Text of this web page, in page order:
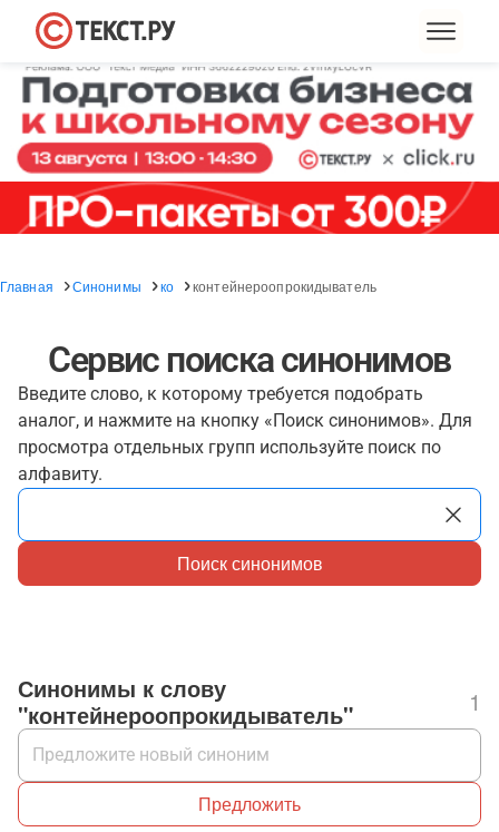
Главная Синонимы ко контейнероопрокидыватель
Сервис поиска синонимов
Введите слово, к которому требуется подобрать
аналог, и нажмите на кнопку «Поиск синонимов». Для
просмотра отдельных групп используйте поиск по
алфавиту.
Поиск синонимов
Синонимы к слову
"контейнероопрокидыватель"
1
Предложить